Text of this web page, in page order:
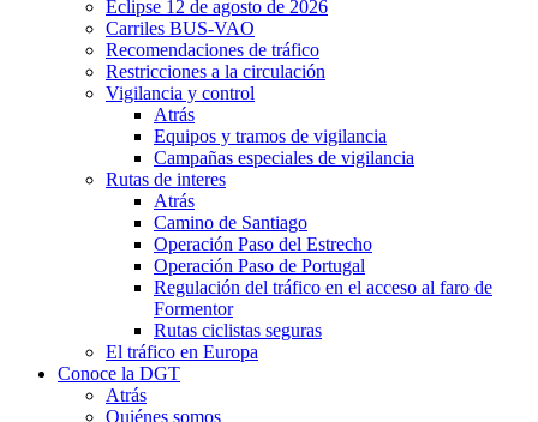
Eclipse 12 de agosto de 2026
Carriles BUS-VAO
Recomendaciones de tráfico
Restricciones a la circulación
Vigilancia y control
Atrás
Equipos y tramos de vigilancia
Campañas especiales de vigilancia
Rutas de interes
Atrás
Camino de Santiago
Operación Paso del Estrecho
Operación Paso de Portugal
Regulación del tráfico en el acceso al faro de
Formentor
Rutas ciclistas seguras
El tráfico en Europa
Conoce la DGT
Atrás
Quiénes somos